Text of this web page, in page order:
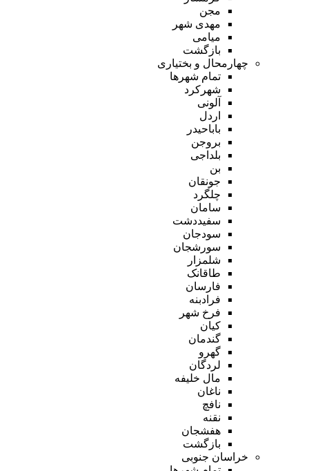
مجن
مهدی شهر
میامی
بازگشت
چهارمحال و بختیاری
تمام شهر‌ها
شهرکرد
آلونی
اردل
باباحیدر
بروجن
بلداجی
بن
جونقان
چلگرد
سامان
سفیددشت
سودجان
سورشجان
شلمزار
طاقانک
فارسان
فرادبنه
فرخ شهر
کیان
گندمان
گهرو
لردگان
مال خلیفه
ناغان
نافچ
نقنه
هفشجان
بازگشت
خراسان جنوبی